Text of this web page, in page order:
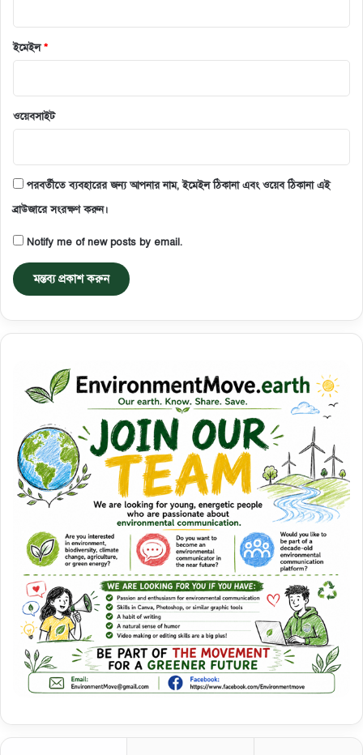
ইমেইল*
ওয়েবসাইট
পরবর্তীতে ব্যবহারের জন্য আপনার নাম, ইমেইল ঠিকানা এবং ওয়েব ঠিকানা এই
ব্রাউজারে সংরক্ষণ করুন।
Notify me of new posts by email.